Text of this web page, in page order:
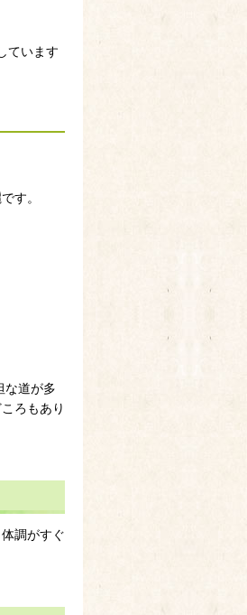
ています
す。
な道が多
ろもあり
調がすぐ